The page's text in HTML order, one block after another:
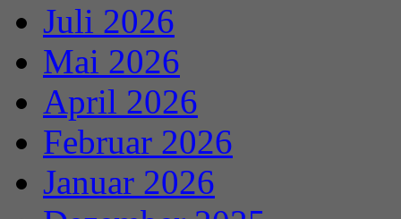
Juli 2026
Mai 2026
April 2026
Februar 2026
Januar 2026